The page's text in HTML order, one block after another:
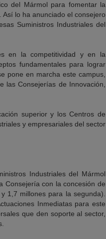
del Mármol para fomentar la
lo ha anunciado el consejero
Suministros Industriales del
en la competitividad y en la
fundamentales para lograr
pone en marcha este campus,
las Consejerías de Innovación,
superior y los Centros de
y empresariales del sector
Industriales del Mármol
Consejería con la concesión de
1,7 millones para la segunda).
Inmediatas para este
que den soporte al sector,